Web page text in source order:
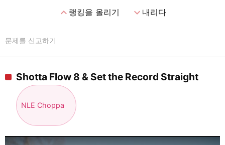
expand_less랭킹을 올리기 expand_more내리다
문제를 신고하기
Shotta Flow 8 & Set the Record Straight
NLE Choppa